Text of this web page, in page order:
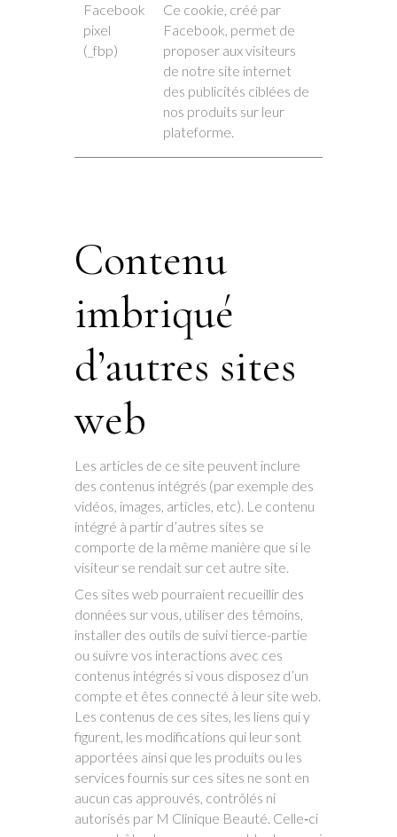
Facebook
pixel
(_fbp)
Ce cookie, créé par
Facebook, permet de
proposer aux visiteurs
de notre site internet
des publicités ciblées de
nos produits sur leur
plateforme.
Contenu
imbriqué
d’autres sites
web
Les articles de ce site peuvent inclure
des contenus intégrés (par exemple des
vidéos, images, articles, etc). Le contenu
intégré à partir d’autres sites se
comporte de la même manière que si le
visiteur se rendait sur cet autre site.
Ces sites web pourraient recueillir des
données sur vous, utiliser des témoins,
installer des outils de suivi tierce-partie
ou suivre vos interactions avec ces
contenus intégrés si vous disposez d’un
compte et êtes connecté à leur site web.
Les contenus de ces sites, les liens qui y
figurent, les modifications qui leur sont
apportées ainsi que les produits ou les
services fournis sur ces sites ne sont en
aucun cas approuvés, contrôlés ni
autorisés par M Clinique Beauté. Celle‑ci